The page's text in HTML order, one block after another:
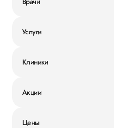
Услуги
Клиники
Акции
Цены